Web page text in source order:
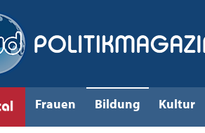
Frauen Bildung Kultur